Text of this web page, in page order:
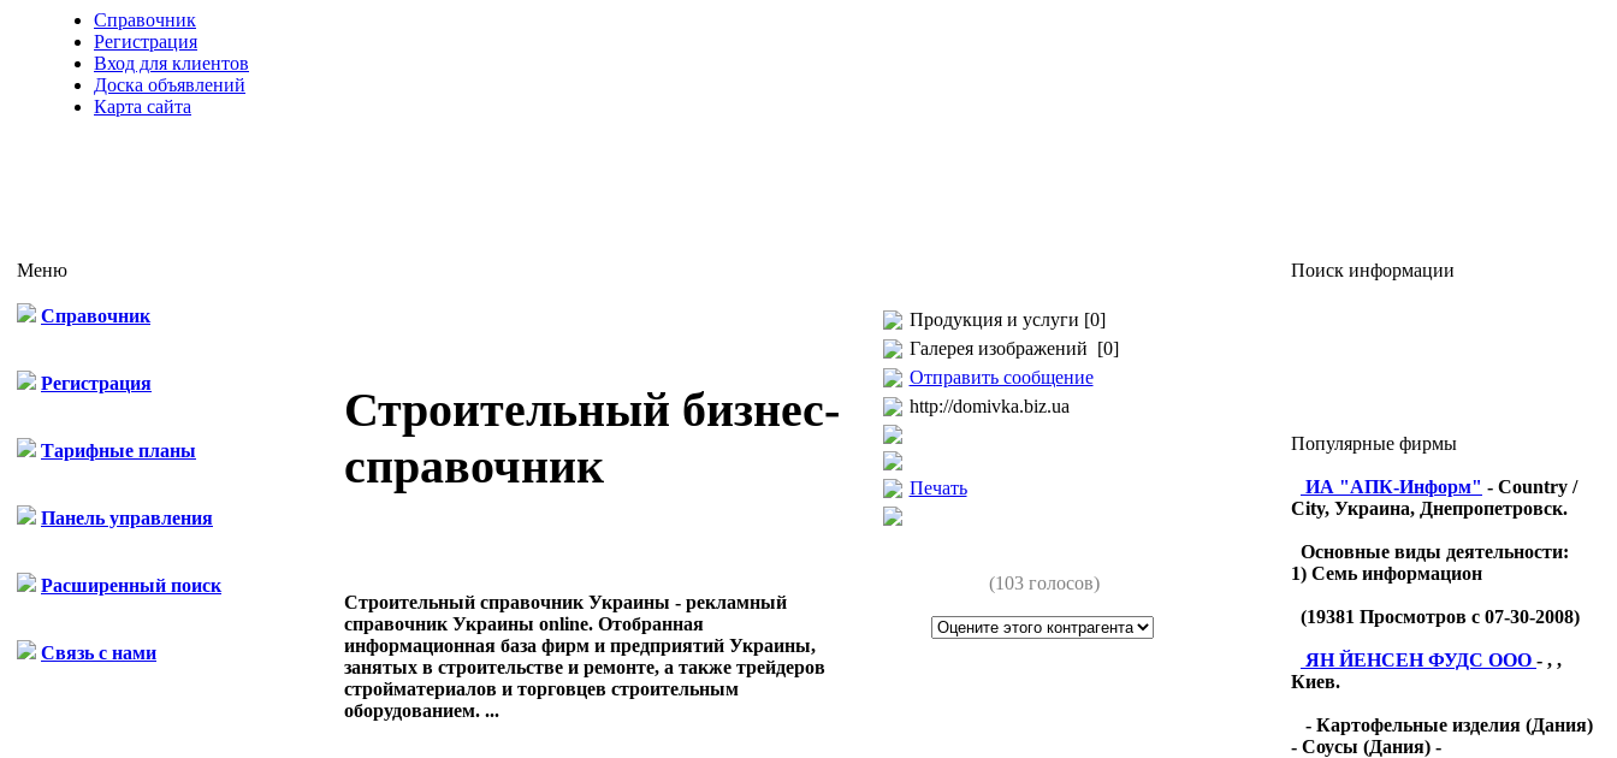
Справочник
Регистрация
Вход для клиентов
Доска объявлений
Карта сайта
Меню
Справочник
Регистрация
Тарифные планы
Панель управления
Расширенный поиск
Связь с нами
Строительный бизнес-
справочник
Строительный справочник Украины - рекламный
справочник Украины online. Отобранная
информационная база фирм и предприятий Украины,
занятых в строительстве и ремонте, а также трейдеров
стройматериалов и торговцев строительным
оборудованием. ...
Продукция и услуги [0]
Галерея изображений [0]
Отправить сообщение
http://domivka.biz.ua
Печать
(103 голосов)
Поиск информации
Популярные фирмы
ИА "АПК-Информ" - Country /
City, Украина, Днепропетровск.
Основные виды деятельности:
1) Семь информацион
(19381 Просмотров с 07-30-2008)
ЯН ЙЕНСЕН ФУДС ООО - , ,
Киев.
- Картофельные изделия (Дания)
- Соусы (Дания) -